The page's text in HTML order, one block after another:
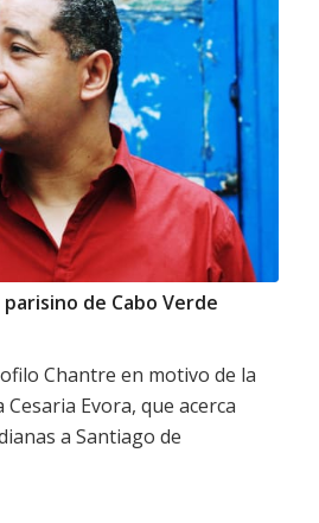
de Cabo Verde
Chantre en motivo de la
Evora, que acerca
a Santiago de